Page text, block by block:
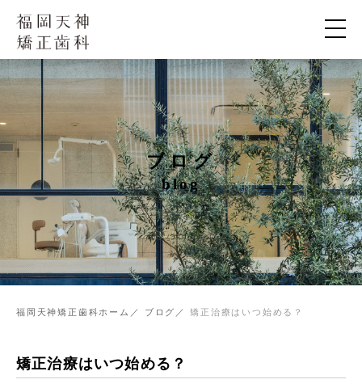
ブログ
blog
福岡天神矯正歯科ホーム ブログ 矯正治療はいつ始める？
矯正治療はいつ始める？